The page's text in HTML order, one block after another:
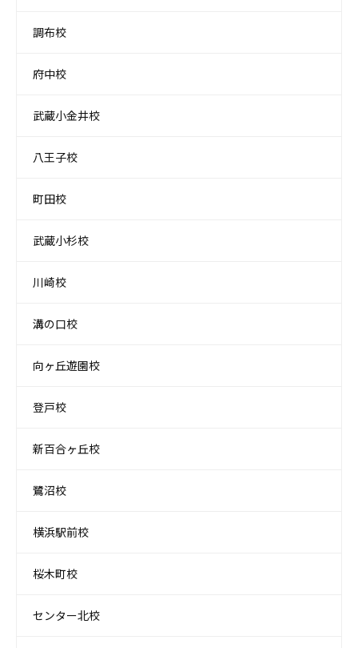
調布校
府中校
武蔵小金井校
八王子校
町田校
武蔵小杉校
川崎校
溝の口校
向ヶ丘遊園校
登戸校
新百合ヶ丘校
鷺沼校
横浜駅前校
桜木町校
センター北校